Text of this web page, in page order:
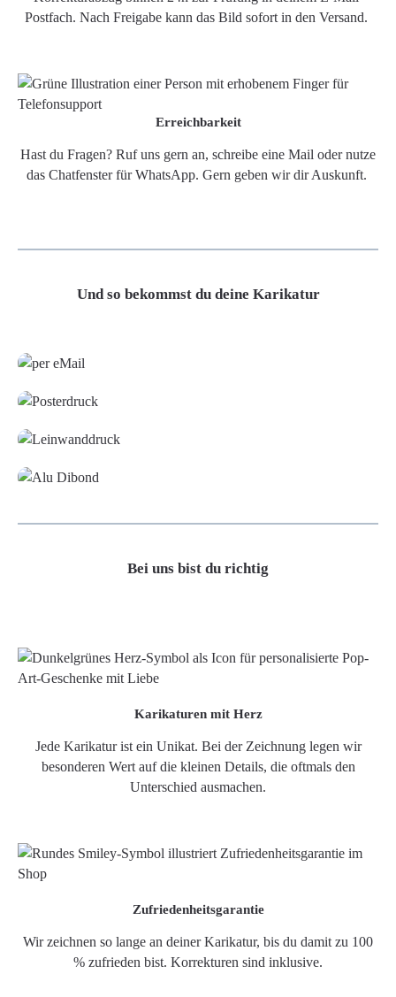
Postfach. Nach Freigabe kann das Bild sofort in den Versand.
Erreichbarkeit
Hast du Fragen? Ruf uns gern an, schreibe eine Mail oder nutze
das Chatfenster für WhatsApp. Gern geben wir dir Auskunft.
Und so bekommst du deine Karikatur
Bei uns bist du richtig
Karikaturen mit Herz
Jede Karikatur ist ein Unikat. Bei der Zeichnung legen wir
besonderen Wert auf die kleinen Details, die oftmals den
Unterschied ausmachen.
Zufriedenheitsgarantie
Wir zeichnen so lange an deiner Karikatur, bis du damit zu 100
% zufrieden bist. Korrekturen sind inklusive.